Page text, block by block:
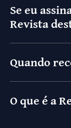
Se eu
Revista
Quando
O que é a